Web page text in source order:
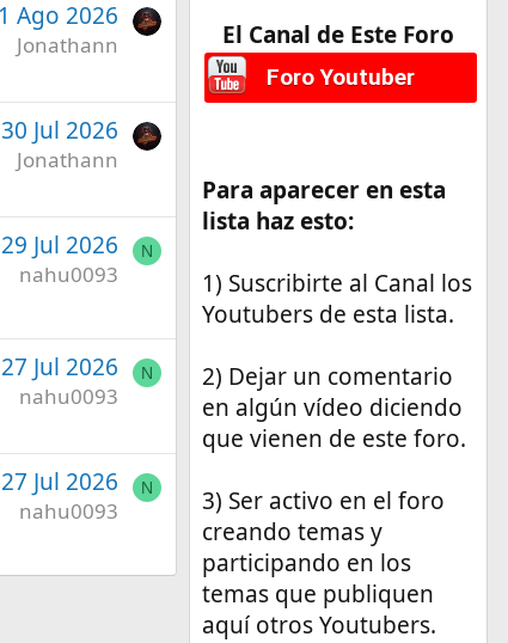
1 Ago 2026
Jonathann
30 Jul 2026
Jonathann
29 Jul 2026
nahu0093
N
27 Jul 2026
nahu0093
N
27 Jul 2026
nahu0093
N
El Canal de Este Foro
Foro Youtuber
Para aparecer en esta
lista haz esto:
1) Suscribirte al Canal los
Youtubers de esta lista.
2) Dejar un comentario
en algún vídeo diciendo
que vienen de este foro.
3) Ser activo en el foro
creando temas y
participando en los
temas que publiquen
aquí otros Youtubers.